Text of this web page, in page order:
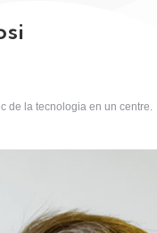
de la tecnologia en un centre.